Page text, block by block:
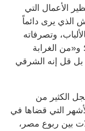
الأعمال التي
الذي يرى دائماً
وتصرفاته
الغرابة
بل قل إنه الشرقي
الكثير من
التي قضاها في
بين ربوع مصر،